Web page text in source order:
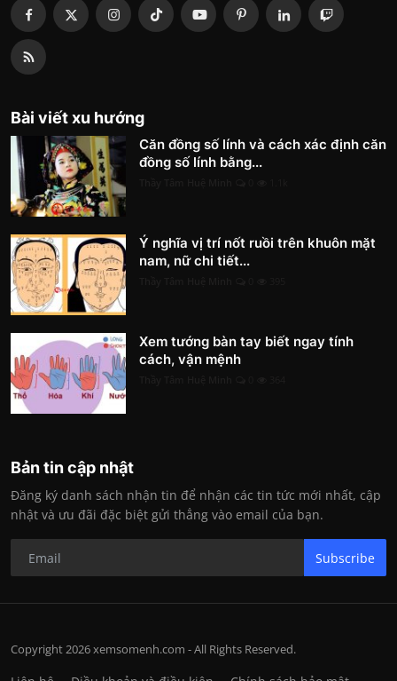
Bài viết xu hướng
Căn đồng số lính và cách xác định căn
đồng số lính bằng...
Ý nghĩa vị trí nốt ruồi trên khuôn mặt
nam, nữ chi tiết...
Xem tướng bàn tay biết ngay tính
cách, vận mệnh
Bản tin cập nhật
Đăng ký danh sách nhận tin để nhận các tin tức mới nhất, cập
nhật và ưu đãi đặc biệt gửi thẳng vào email của bạn.
Subscribe
Copyright 2026 xemsomenh.com - All Rights Reserved.